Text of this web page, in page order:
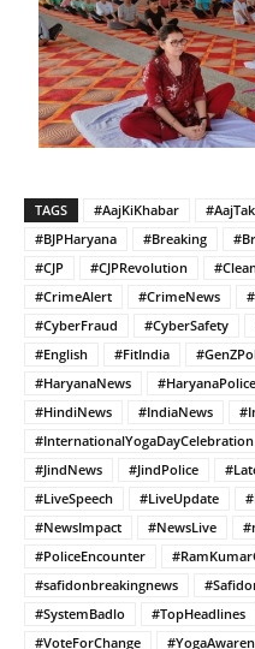
TAGS #AajKiKhabar
#BJPHaryana
#Breaking
#CJP
#CJPRevolution
#CrimeAlert
#CrimeNews
#CyberFraud
#CyberSafety
#English
#FitIndia
#HaryanaNews
#HaryanaPolice
#HindiNews
#IndiaNews
#InternationalYogaDayCelebration
#JindNews
#JindPolice
#LiveSpeech
#LiveUpdate
#NewsImpact
#NewsLive
#PoliceEncounter
#safidonbreakingnews
#SystemBadlo
#TopHeadlines
#VoteForChange